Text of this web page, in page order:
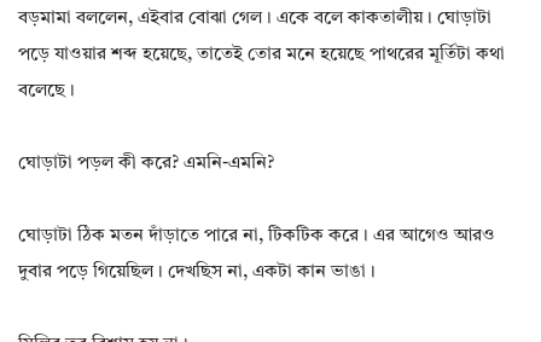
বড়মামা বললেন, এইবার বোঝা গেল। একে বলে কাকতালীয়। ঘোড়াটা
পড়ে যাওয়ার শব্দ হয়েছে, তাতেই তোর মনে হয়েছে পাথরের মূর্তিটা কথা
বলেছে।
ঘোড়াটা পড়ল কী করে? এমনি-এমনি?
ঘোড়াটা ঠিক মতন দাঁড়াতে পারে না, টিকটিক করে। এর আগেও আরও
দুবার পড়ে গিয়েছিল। দেখছিস না, একটা কান ভাঙা।